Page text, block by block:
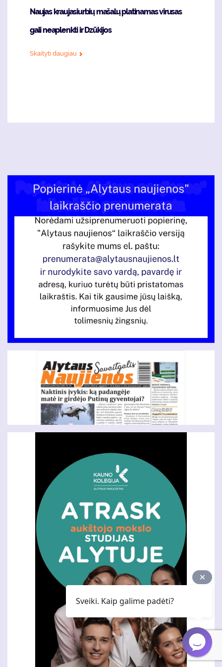
Naujas kraujasiurbių mašalų platinamas virusas
gali neaplenkti ir Dzūkijos
Skaityti daugiau
Sveiki. Kaip galime padėti?